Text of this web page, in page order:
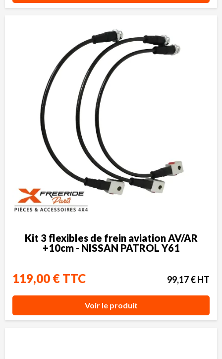
Kit 3 flexibles de frein aviation AV/AR
+10cm - NISSAN PATROL Y61
119,00 € TTC 99,17 € HT
Voir le produit